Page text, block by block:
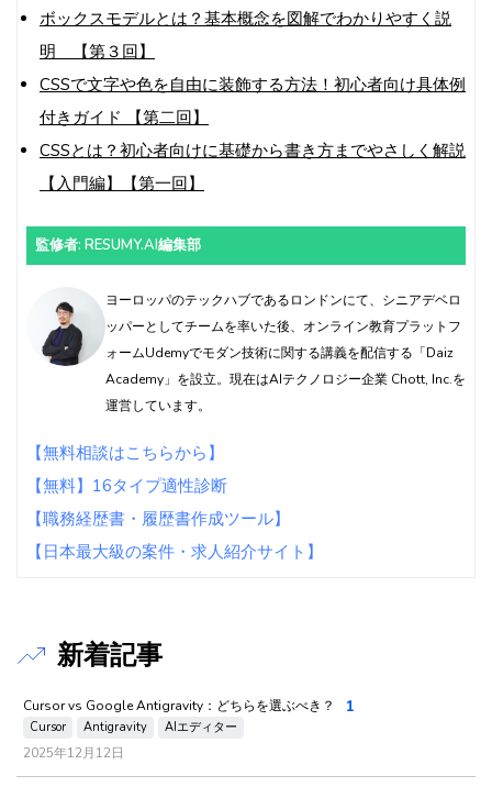
ボックスモデルとは？基本概念を図解でわかりやすく説
明 【第３回】
CSSで文字や色を自由に装飾する方法！初心者向け具体例
付きガイド 【第二回】
CSSとは？初心者向けに基礎から書き方までやさしく解説
【入門編】【第一回】
監修者: RESUMY.AI編集部
ヨーロッパのテックハブであるロンドンにて、シニアデベロ
ッパーとしてチームを率いた後、オンライン教育プラットフ
ォームUdemyでモダン技術に関する講義を配信する「Daiz
Academy」を設立。現在はAIテクノロジー企業 Chott, Inc.を
運営しています。
【無料相談はこちらから】
【無料】16タイプ適性診断
【職務経歴書・履歴書作成ツール】
【日本最大級の案件・求人紹介サイト】
新着記事
Cursor vs Google Antigravity：どちらを選ぶべき？
Cursor Antigravity AIエディター
2025年12月12日
1